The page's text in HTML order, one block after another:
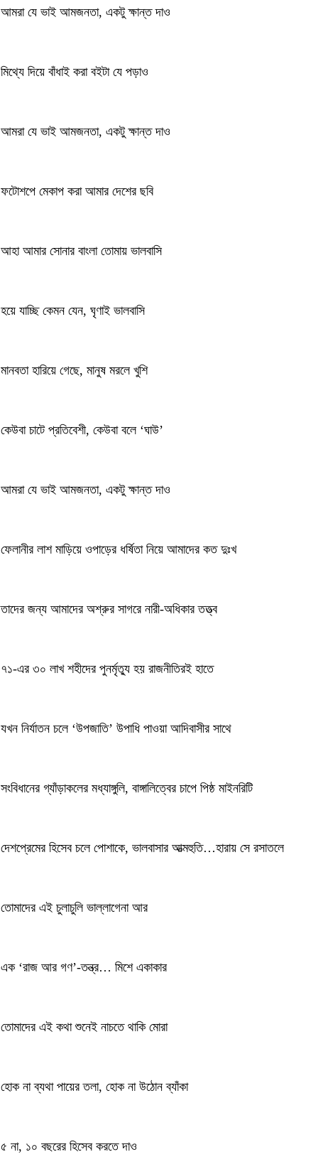
আমরা যে ভাই আমজনতা, একটু ক্ষান্ত দাও
মিথ্যে দিয়ে বাঁধাই করা বইটা যে পড়াও
আমরা যে ভাই আমজনতা, একটু ক্ষান্ত দাও
ফটোশপে মেকাপ করা আমার দেশের ছবি
আহা আমার সোনার বাংলা তোমায় ভালবাসি
হয়ে যাচ্ছি কেমন যেন, ঘৃণাই ভালবাসি
মানবতা হারিয়ে গেছে, মানুষ মরলে খুশি
কেউবা চাটে প্রতিবেশী, কেউবা বলে ‘ঘাউ’
আমরা যে ভাই আমজনতা, একটু ক্ষান্ত দাও
ফেলানীর লাশ মাড়িয়ে ওপাড়ের ধর্ষিতা নিয়ে আমাদের কত দুঃখ
তাদের জন্য আমাদের অশ্রুর সাগরে নারী-অধিকার তত্ত্ব
৭১-এর ৩০ লাখ শহীদের পুনর্মৃত্যু হয় রাজনীতিরই হাতে
যখন নির্যাতন চলে ‘উপজাতি’ উপাধি পাওয়া আদিবাসীর সাথে
সংবিধানের গ্যাঁড়াকলের মধ্যাঙ্গুলি, বাঙ্গালিত্বের চাপে পিষ্ঠ মাইনরিটি
দেশপ্রেমের হিসেব চলে পোশাকে, ভালবাসার আত্মহুতি…হারায় সে রসাতলে
তোমাদের এই চুলাচুলি ভাল্লাগেনা আর
এক ‘রাজ আর গণ’-তন্ত্র… মিশে একাকার
তোমাদের এই কথা শুনেই নাচতে থাকি মোরা
হোক না ব্যথা পায়ের তলা, হোক না উঠোন ব্যাঁকা
৫ না, ১০ বছরের হিসেব করতে দাও